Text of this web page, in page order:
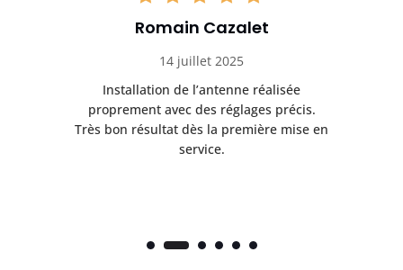
Romain Cazalet
14 juillet 2025
Installation de l’antenne réalisée
proprement avec des réglages précis.
Très bon résultat dès la première mise en
service.